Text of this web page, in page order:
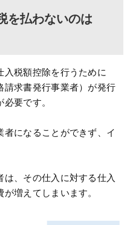
を払わないのは
入税額控除を行うために
請求書発行事業者）が発行
要です。
になることができず、イ
、その仕入に対する仕入
増えてしまいます。